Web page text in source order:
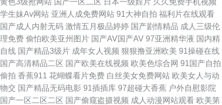
av 日本色情六月天 人妻熟女一级片 久草婷婷 免费在线色片 九色91爆瓜网
欧洲性爱av 波多野吉依性爱 成人Aⅴ网站 午夜小视频下载 福利影院在线观看
老司机 色欲网在线 国内AV 午夜晚间福利 国产91精品秘入口 91插1 51AV国
产 久久专区 成人视频在线观看网址 91黑丝高潮 欧美一区免费 欧美大黄频在
黄色3级抢网站 国产一区二区 日本一级婬片 久久免费手机视频
学生妹Av网站 亚洲人成免费网站 91大神自拍 福利片在线观看
国产成人内射无码 激情五月极品婷婷 国产剧情精品 成人三级伦
理免费 偷怕欧美亚州图片 国产AV国产AV 97亚洲精华液 国内精
自线 国产精品3级片 成年女人视频 狠狠撸亚洲欧美 91操碰在线
国产高清精品二区 国产欧美在线视频 欧美色综合网 91国产自拍
偷拍 香蕉911 花蝴蝶看片免费 白丝美女免费网站 欧美女人与动
物交 国产精品无码电影 91插插库 97超碰大香蕉 户外自慰影院
国产一区二区二区 国产偷窥盗摄视频 成人动漫网站观看 欧美第